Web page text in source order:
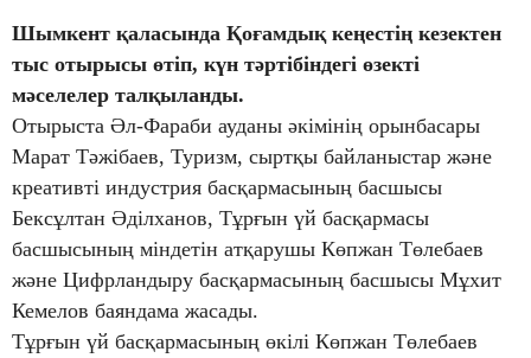
Шымкент қаласында Қоғамдық кеңестің кезектен
тыс отырысы өтіп, күн тәртібіндегі өзекті
мәселелер талқыланды.
Отырыста Әл-Фараби ауданы әкімінің орынбасары
Марат Тәжібаев, Туризм, сыртқы байланыстар және
креативті индустрия басқармасының басшысы
Бексұлтан Әділханов, Тұрғын үй басқармасы
басшысының міндетін атқарушы Көпжан Төлебаев
және Цифрландыру басқармасының басшысы Мұхит
Кемелов баяндама жасады.
Тұрғын үй басқармасының өкілі Көпжан Төлебаев